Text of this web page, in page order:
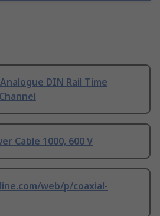
DIN Rail Time
Cable 1000, 600 V
web/p/coaxial-